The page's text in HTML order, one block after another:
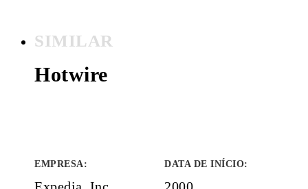
SIMILAR
Hotwire
EMPRESA: DATA DE INÍCIO: